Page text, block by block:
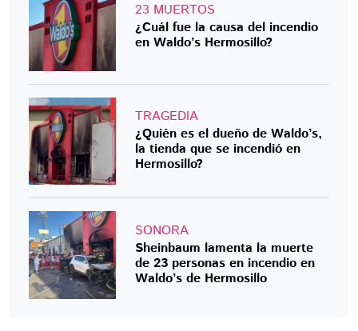
23 MUERTOS
¿Cuál fue la causa del incendio
en Waldo’s Hermosillo?
TRAGEDIA
¿Quién es el dueño de Waldo’s,
la tienda que se incendió en
Hermosillo?
SONORA
Sheinbaum lamenta la muerte
de 23 personas en incendio en
Waldo’s de Hermosillo